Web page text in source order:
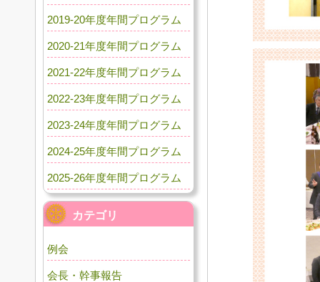
2019-20年度年間プログラム
2020-21年度年間プログラム
2021-22年度年間プログラム
2022-23年度年間プログラム
2023-24年度年間プログラム
2024-25年度年間プログラム
2025-26年度年間プログラム
カテゴリ
例会
会長・幹事報告